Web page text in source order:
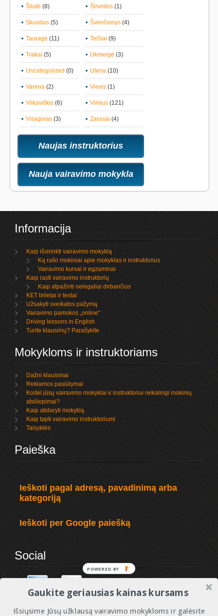
Šilutė (8) Širvintos (1)
Skuodas (5) Švenčionys (4)
Tauragė (11) Telšiai (9)
Trakai (5) Ukmergė (3)
Uncategorized (0) Utena (10)
Varėna (2) Vievis (1)
Vilkaviškis (6) Vilnius (121)
Visaginas (3) Zarasai (4)
Naujas instruktorius
Nauja vairavimo mokykla
Informacija
Kaip išsirinkti vairavimo mokyklą
Ką rašo mokiniai apie mokyklas ir instruktorius
Vairavimo kursai ir egzaminai
Kaip rasti vairavimo instruktorių
Kaip atpažinti nelegaliai dirbančius
KET bilietai ir testai
Užsakyti sveikatos pažymą
Vairavimo pamokos „online“
Driving lessons in English
Turite klausimų? Parašykite
Mokykloms ir instruktoriams
Dažni klausimai
Reklamos pasiūlymai
Kodėl jūsų vairavimo mokyklai ir instruktoriui reikalingi mokinių
atsiliepimai?
Kaip atidaryti mokyklą
Kaip tapti vairavimo instruktoriumi
Taisyklės
Paieška
Ieškoti pagal adresą, pavadinimą arba
kategoriją
Ieškoti per Google paiešką
Social
Gaukite geriausias kainas kursams
Išsiųsime Jūsų užklausą vairavimo mokykloms ir galėsite